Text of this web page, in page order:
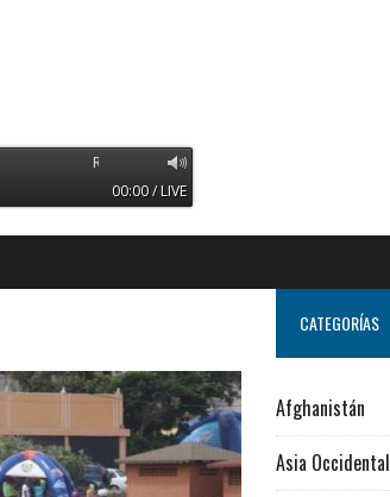
Radio Orinoco - Transmitiendo desde Suecia
00:00 / LIVE
CATEGORÍAS
Afghanistán
Asia Occidental